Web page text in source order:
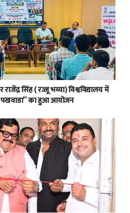
सिंह ( रज्जू भय्या) विश्वविद्यालय में
पखवाडा” का हुआ आयोजन